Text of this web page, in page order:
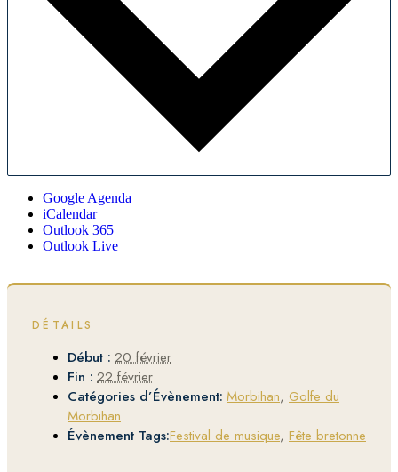
Google Agenda
iCalendar
Outlook 365
Outlook Live
DÉTAILS
Début : 20 février
Fin : 22 février
Catégories d’Évènement: Morbihan, Golfe du
Morbihan
Évènement Tags:Festival de musique, Fête bretonne